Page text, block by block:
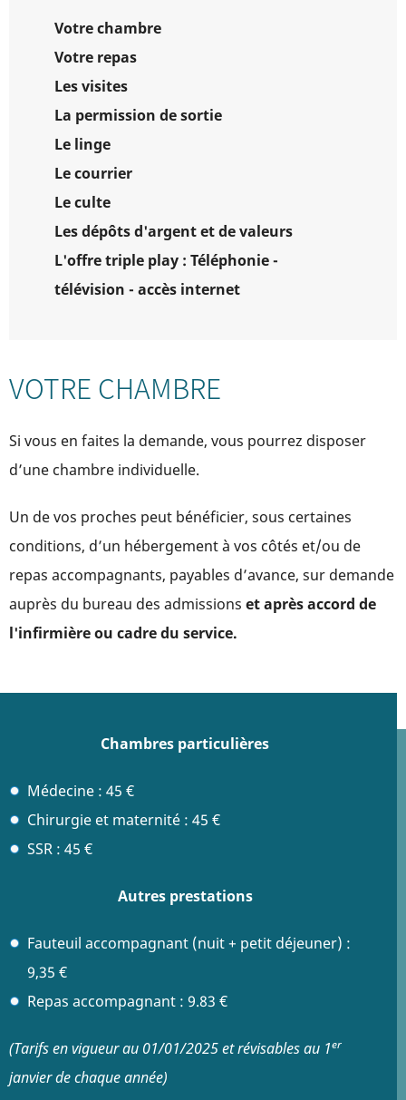
Votre chambre
Votre repas
Les visites
La permission de sortie
Le linge
Le courrier
Le culte
Les dépôts d'argent et de valeurs
L'offre triple play : Téléphonie -
télévision - accès internet
VOTRE CHAMBRE
Si vous en faites la demande, vous pourrez disposer
d’une chambre individuelle.
Un de vos proches peut bénéficier, sous certaines
conditions, d’un hébergement à vos côtés et/ou de
repas accompagnants, payables d’avance, sur demande
auprès du bureau des admissions et après accord de
l'infirmière ou cadre du service.
Chambres particulières
Médecine : 45 €
Chirurgie et maternité : 45 €
SSR : 45 €
Autres prestations
Fauteuil accompagnant (nuit + petit déjeuner) :
9,35 €
Repas accompagnant : 9.83 €
(Tarifs en vigueur au 01/01/2025 et révisables au 1er
janvier de chaque année)